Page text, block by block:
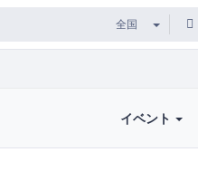
イベント